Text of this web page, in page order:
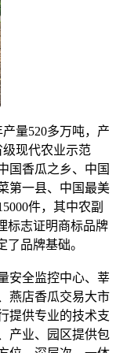
量520多万吨，产
现代农业示范
国香瓜之乡、中国
第一县、中国最美
件，其中农副
标志证明商标品牌
了品牌基础。
全监控中心、莘
燕店香瓜交易大市
提供专业的技术支
产业、园区提供包